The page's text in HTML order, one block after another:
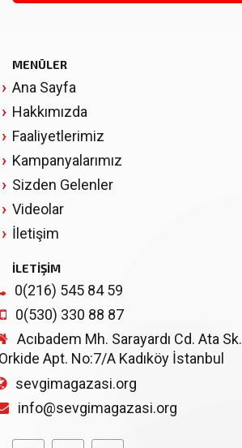
MENÜLER
Ana Sayfa
Hakkımızda
Faaliyetlerimiz
Kampanyalarımız
Sizden Gelenler
Videolar
İletişim
İLETİŞİM
0(216) 545 84 59
0(530) 330 88 87
Acıbadem Mh. Sarayardı Cd. Ata Sk.
Apt. No:7/A Kadıköy İstanbul
sevgimagazasi.org
info@sevgimagazasi.org